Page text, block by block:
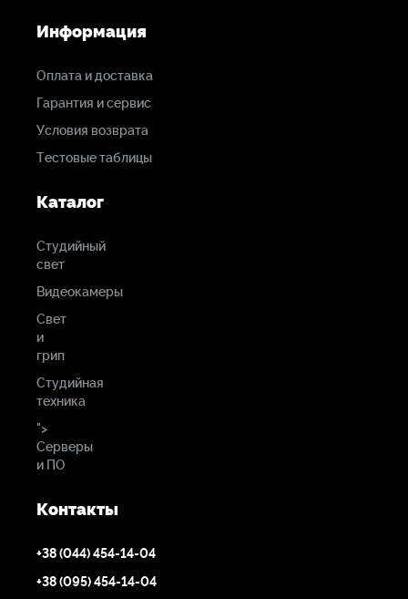
Информация
Оплата и доставка
Гарантия и сервис
Условия возврата
Тестовые таблицы
Каталог
Студийный
свет
Видеокамеры
Свет
и
грип
Студийная
техника
">
Серверы
и ПО
Контакты
+38 (044) 454-14-04
+38 (095) 454-14-04